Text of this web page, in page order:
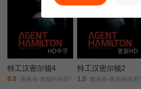
HD中字
特工汉密尔顿4
8.0 雅各布·奥福特布罗/
更新HD
特工汉密尔顿2
1.0 雅各布·奥福特布罗/